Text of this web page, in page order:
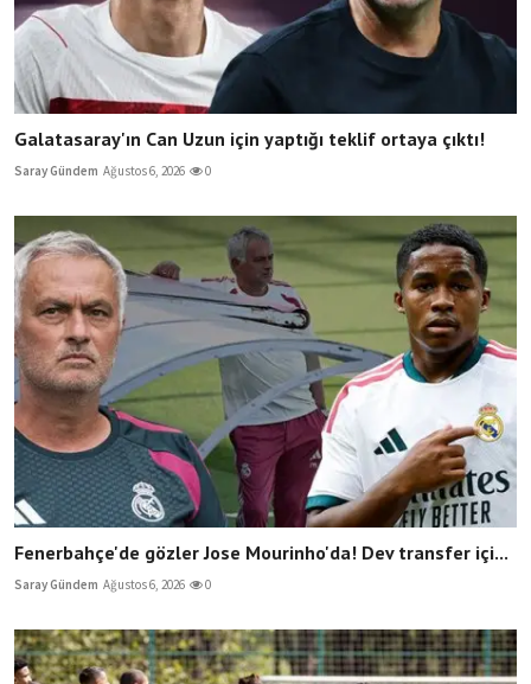
Galatasaray'ın Can Uzun için yaptığı teklif ortaya çıktı!
Saray Gündem Ağustos 6, 2026 0
Fenerbahçe'de gözler Jose Mourinho'da! Dev transfer içi...
Saray Gündem Ağustos 6, 2026 0